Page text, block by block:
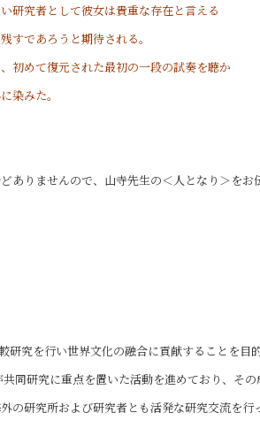
研究者として彼女は貴重な存在と言える
すであろうと期待される。
初めて復元された最初の一段の試奏を聴か
染みた。
ありませんので、山寺先生の＜人となり＞を
究を行い世界文化の融合に貢献することを目
同研究に重点を置いた活動を進めており、そ
の研究所および研究者とも活発な研究交流を